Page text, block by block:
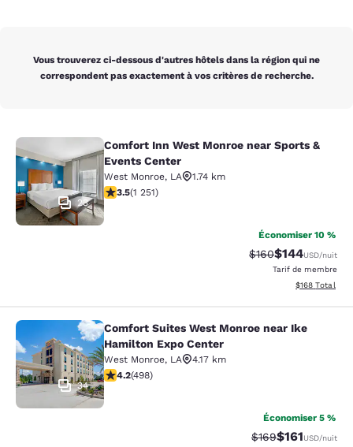
Vous trouverez ci-dessous d'autres hôtels dans la région qui ne
correspondent pas exactement à vos critères de recherche.
Comfort Inn West Monroe near
23
Comfort Inn West Monroe near Sports &
Events Center
West Monroe, LA
1.74 km
3.55 étoiles. Bien. 1251 commentaires
3.5(1 251)
Économiser 10 %
Tarif barré :
$160Tarif réduit :
$144USD/nuit
Tarif de membre
Afficher les
$168 Total
Comfort Suites West Monroe near
34
Comfort Suites West Monroe near Ike
Hamilton Expo Center
West Monroe, LA
4.17 km
4.15 étoiles. Très bon. 498 commentaires
4.2(498)
Économiser 5 %
Tarif barré :
$169Tarif réduit :
$161USD/nuit